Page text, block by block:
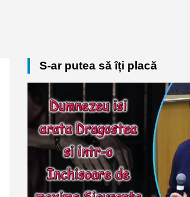
S-ar putea să îți placă